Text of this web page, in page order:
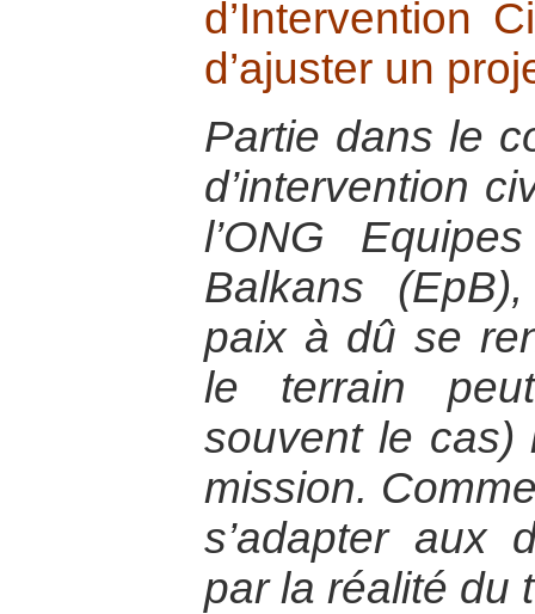
d’Intervention
d’ajuster un
Partie dans le
d’intervention
l’ONG
Balkans
paix à dû se
le terrain
souvent le cas)
mission.
s’adapter aux
par la réalité du